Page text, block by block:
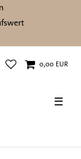
0,00 EUR
☰